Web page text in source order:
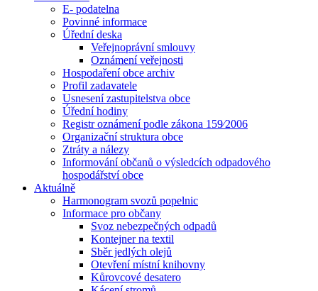
E- podatelna
Povinné informace
Úřední deska
Veřejnoprávní smlouvy
Oznámení veřejnosti
Hospodaření obce archiv
Profil zadavatele
Usnesení zastupitelstva obce
Úřední hodiny
Registr oznámení podle zákona 159⁄2006
Organizační struktura obce
Ztráty a nálezy
Informování občanů o výsledcích odpadového
hospodářství obce
Aktuálně
Harmonogram svozů popelnic
Informace pro občany
Svoz nebezpečných odpadů
Kontejner na textil
Sběr jedlých olejů
Otevření místní knihovny
Kůrovcové desatero